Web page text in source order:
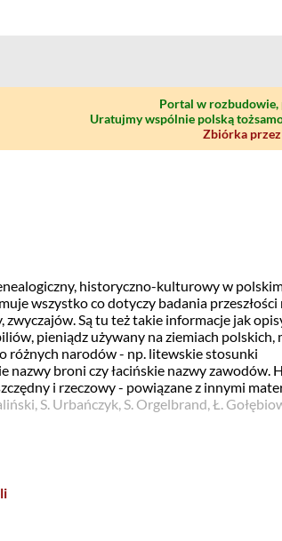
Portal w rozbudowie,
Uratujmy wspólnie polską
Zbiórka
historyczno-kulturowy w
wszystko co dotyczy badania przeszłości
Są tu też takie informacje jak
pieniądz używany na ziemiach polskich,
różnych narodów - np. litewskie stosunki
nazwy broni czy łacińskie nazwy zawodów.
i rzeczowy - powiązane z innymi
S. Urbańczyk, S. Orgelbrand, Ł.